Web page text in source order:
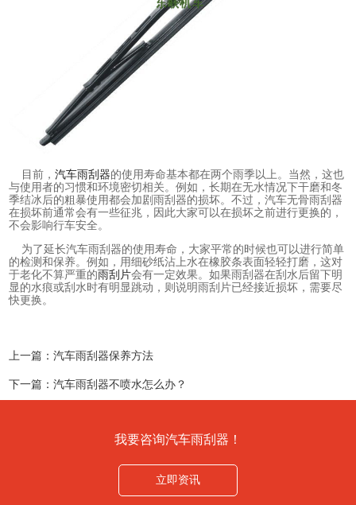
目前，汽车雨刮器的使用寿命基本都在两个雨季以上。当然，这也
与使用者的习惯和环境密切相关。例如，长期在无水情况下干磨和冬
季结冰后的粗暴使用都会加剧雨刮器的损坏。不过，汽车无骨雨刮器
在损坏前通常会有一些征兆，因此大家可以在损坏之前进行更换的，
不会影响行车安全。
为了延长汽车雨刮器的使用寿命，大家平常的时候也可以进行简单
的检测和保养。例如，用细砂纸沾上水在橡胶条表面轻轻打磨，这对
于老化不算严重的雨刮片会有一定效果。如果雨刮器在刮水后留下明
显的水痕或刮水时有明显跳动，则说明雨刮片已经接近损坏，需要尽
快更换。
上一篇：汽车雨刮器保养方法
下一篇：汽车雨刮器不喷水怎么办？
我要咨询汽车雨刮器！
立即资讯